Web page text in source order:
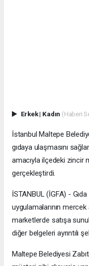
Erkek| Kadın (Haberi
İstanbul Maltepe
gıdaya ulaşmasını
amacıyla ilçedeki zincir
gerçekleştirdi.
İSTANBUL (İGFA) -
uygulamalarının mercek
marketlerde satışa
diğer belgeleri ayrıntılı
Maltepe Belediyesi